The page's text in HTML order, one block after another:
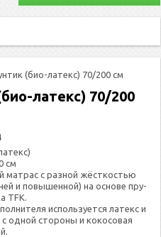
(био-латекс) 70/200 см
латекс) 70/200
см
мат­рас с раз­ной жёс­ткостью
и по­вышен­ной) на ос­но­ве пру­
TFK.
ис­поль­зу­ет­ся ла­текс и
од­ной сто­роны и ко­косо­вая